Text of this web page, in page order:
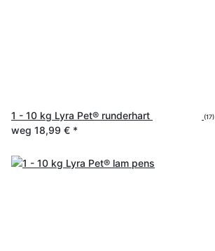
1 - 10 kg Lyra Pet® runderhart (17)
weg 18,99 € *